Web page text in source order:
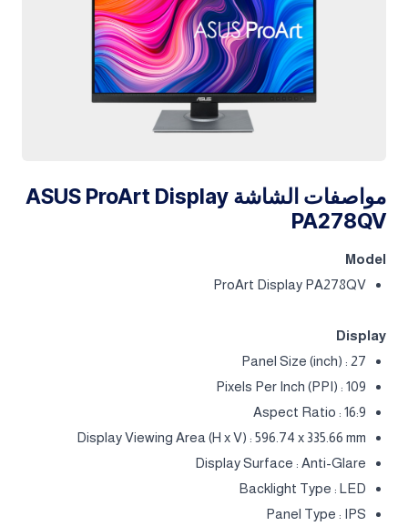
مواصفات الشاشة ASUS ProArt Display
PA278QV
Model
ProArt Display PA278QV
Display
Panel Size (inch) : 27
Pixels Per Inch (PPI) : 109
Aspect Ratio : 16:9
Display Viewing Area (H x V) : 596.74 x 335.66 mm
Display Surface : Anti-Glare
Backlight Type : LED
Panel Type : IPS